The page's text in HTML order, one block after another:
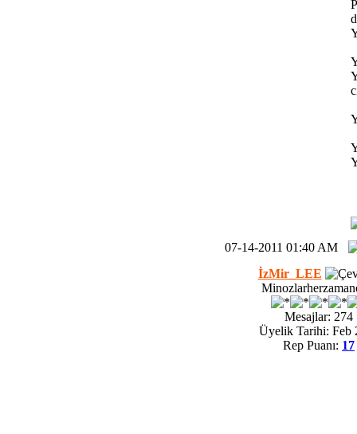
07-14-2011 01:40 AM
İzMir_LEE
Mesajlar: 274
Üyelik Tarihi: Feb
Rep Puanı: 17